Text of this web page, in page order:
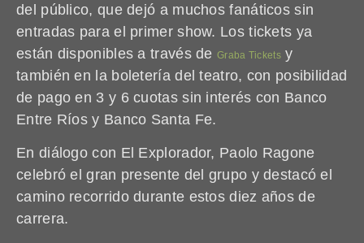
del público, que dejó a muchos fanáticos sin
entradas para el primer show. Los tickets ya
están disponibles a través deGraba Ticketsy
también en la boletería del teatro, con posibilidad
de pago en 3 y 6 cuotas sin interés con Banco
Entre Ríos y Banco Santa Fe.
En diálogo con El Explorador, Paolo Ragone
celebró el gran presente del grupo y destacó el
camino recorrido durante estos diez años de
carrera.